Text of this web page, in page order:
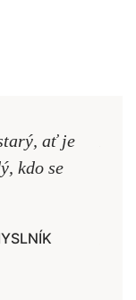
ať je
kdo se